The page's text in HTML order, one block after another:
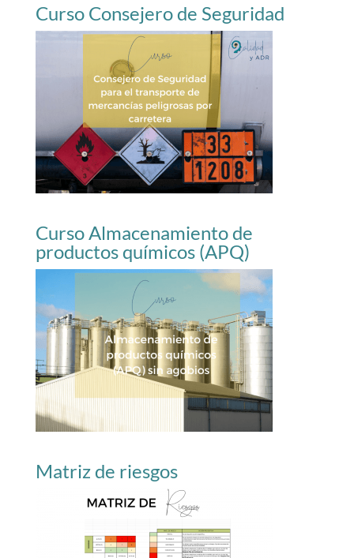
Curso Consejero de Seguridad
Curso Almacenamiento de
productos químicos (APQ)
Matriz de riesgos